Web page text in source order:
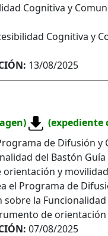
Cognitiva y
Cognitiva y
13/08/2025
(expediente
de Difusión y
del Bastón
y
el Programa de
sobre la
de
07/08/2025